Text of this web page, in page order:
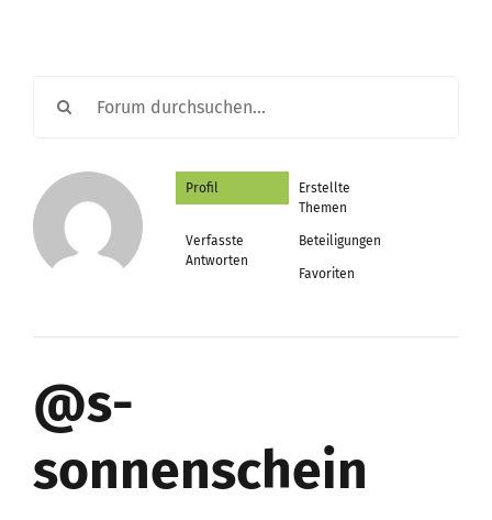
Profil
Erstellte
Themen
Verfasste
Antworten
Beteiligungen
Favoriten
@s-
sonnenschein